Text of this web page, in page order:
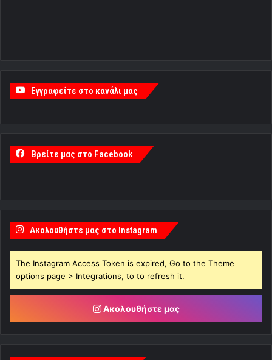
Εγγραφείτε στο κανάλι μας
Βρείτε μας στο Facebook
Ακολουθήστε μας στο Instagram
The Instagram Access Token is expired, Go to the Theme
options page > Integrations, to to refresh it.
Ακολουθήστε μας